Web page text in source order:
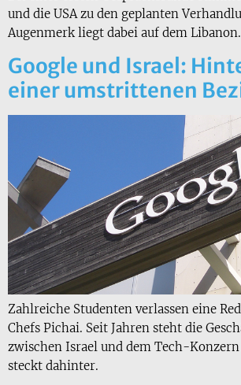
und die USA zu den geplanten
Augenmerk liegt dabei auf dem Libanon.
Google und Israel:
einer umstrittenen
Zahlreiche Studenten verlassen eine
Chefs Pichai. Seit Jahren steht die
zwischen Israel und dem Tech-
steckt dahinter.